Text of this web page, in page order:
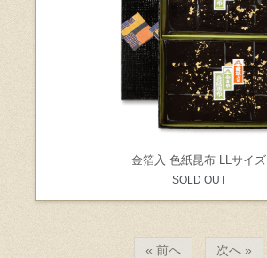
金箔入 色紙昆布 LLサイズ
SOLD OUT
« 前へ 次へ »